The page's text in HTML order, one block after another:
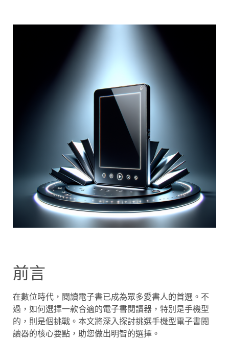
前言
在數位時代，閱讀電子書已成為眾多愛書人的首選。不
過，如何選擇一款合適的電子書閱讀器，特別是手機型
的，則是個挑戰。本文將深入探討挑選手機型電子書閱
讀器的核心要點，助您做出明智的選擇。